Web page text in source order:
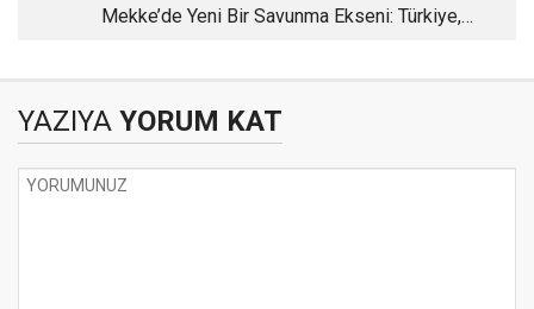
Mekke’de Yeni Bir Savunma Ekseni: Türkiye,
YAZIYA YORUM KAT